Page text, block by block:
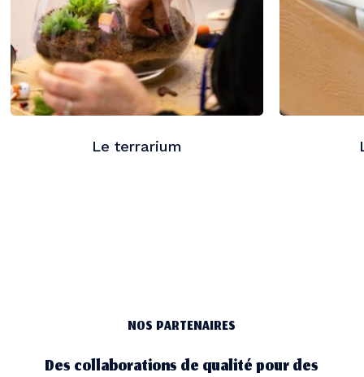
Le terrarium
NOS PARTENAIRES
Des collaborations de qualité pour des